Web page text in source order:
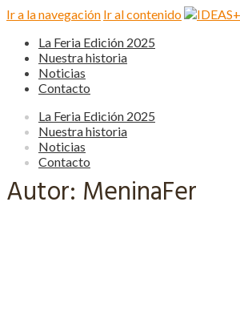
Ir a la navegación Ir al contenido
La Feria Edición 2025
Nuestra historia
Noticias
Contacto
La Feria Edición 2025
Nuestra historia
Noticias
Contacto
Autor: MeninaFer